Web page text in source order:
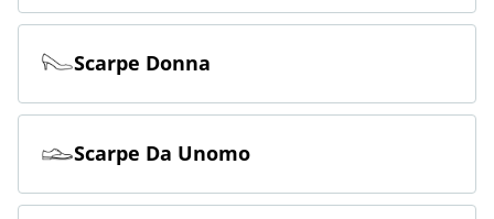
Ordinate online e restituite gratuitamente in negozio.
Scarpe Donna
Scarpe Da Unomo